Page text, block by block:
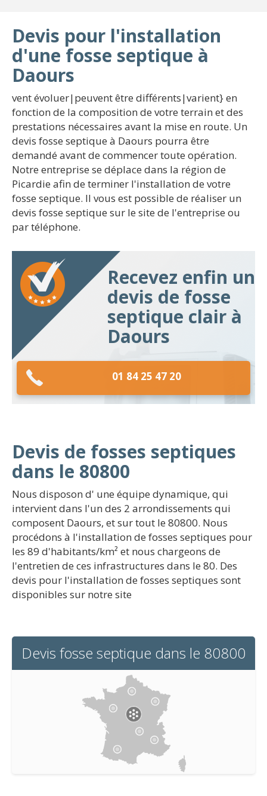
Devis pour l'installation
d'une fosse septique à
Daours
vent évoluer|peuvent être différents|varient} en
fonction de la composition de votre terrain et des
prestations nécessaires avant la mise en route. Un
devis fosse septique à Daours pourra être
demandé avant de commencer toute opération.
Notre entreprise se déplace dans la région de
Picardie afin de terminer l'installation de votre
fosse septique. Il vous est possible de réaliser un
devis fosse septique sur le site de l'entreprise ou
par téléphone.
Recevez enfin un
devis de fosse
septique clair à
Daours
01 84 25 47 20
Devis de fosses septiques
dans le 80800
Nous disposon d' une équipe dynamique, qui
intervient dans l'un des 2 arrondissements qui
composent Daours, et sur tout le 80800. Nous
procédons à l'installation de fosses septiques pour
les 89 d'habitants/km² et nous chargeons de
l'entretien de ces infrastructures dans le 80. Des
devis pour l'installation de fosses septiques sont
disponibles sur notre site
Devis fosse septique dans le 80800